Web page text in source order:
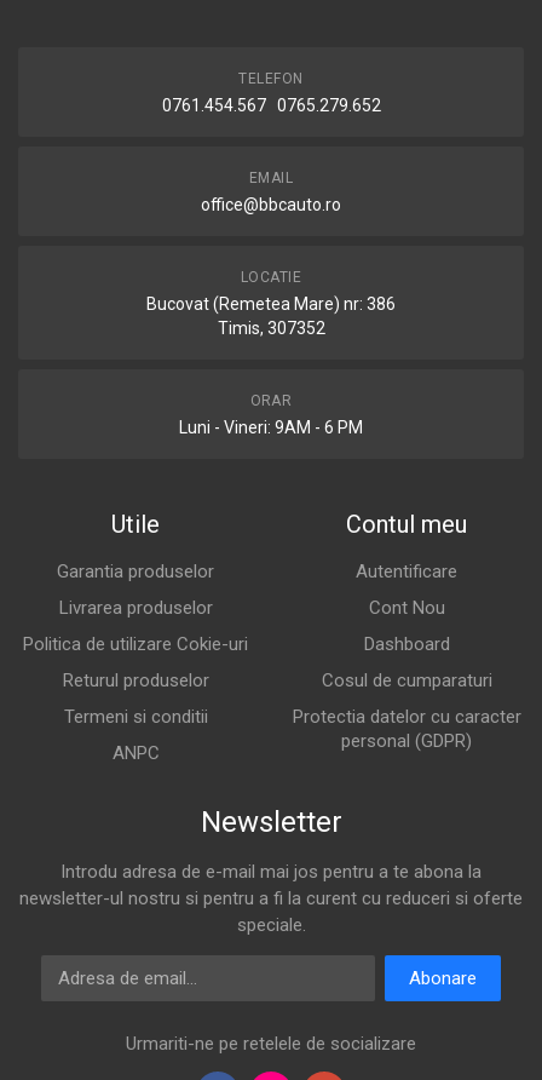
TELEFON
0761.454.567 0765.279.652
EMAIL
office@bbcauto.ro
LOCATIE
Bucovat (Remetea Mare) nr: 386
Timis, 307352
ORAR
Luni - Vineri: 9AM - 6 PM
Utile
Garantia produselor
Livrarea produselor
Politica de utilizare Cokie-uri
Returul produselor
Termeni si conditii
ANPC
Contul meu
Autentificare
Cont Nou
Dashboard
Cosul de cumparaturi
Protectia datelor cu caracter
personal (GDPR)
Newsletter
Introdu adresa de e-mail mai jos pentru a te abona la
newsletter-ul nostru si pentru a fi la curent cu reduceri si oferte
speciale.
Adresa de email
Abonare
Urmariti-ne pe retelele de socializare